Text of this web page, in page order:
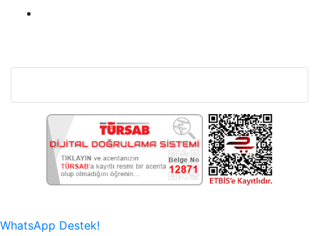
WhatsApp Destek!